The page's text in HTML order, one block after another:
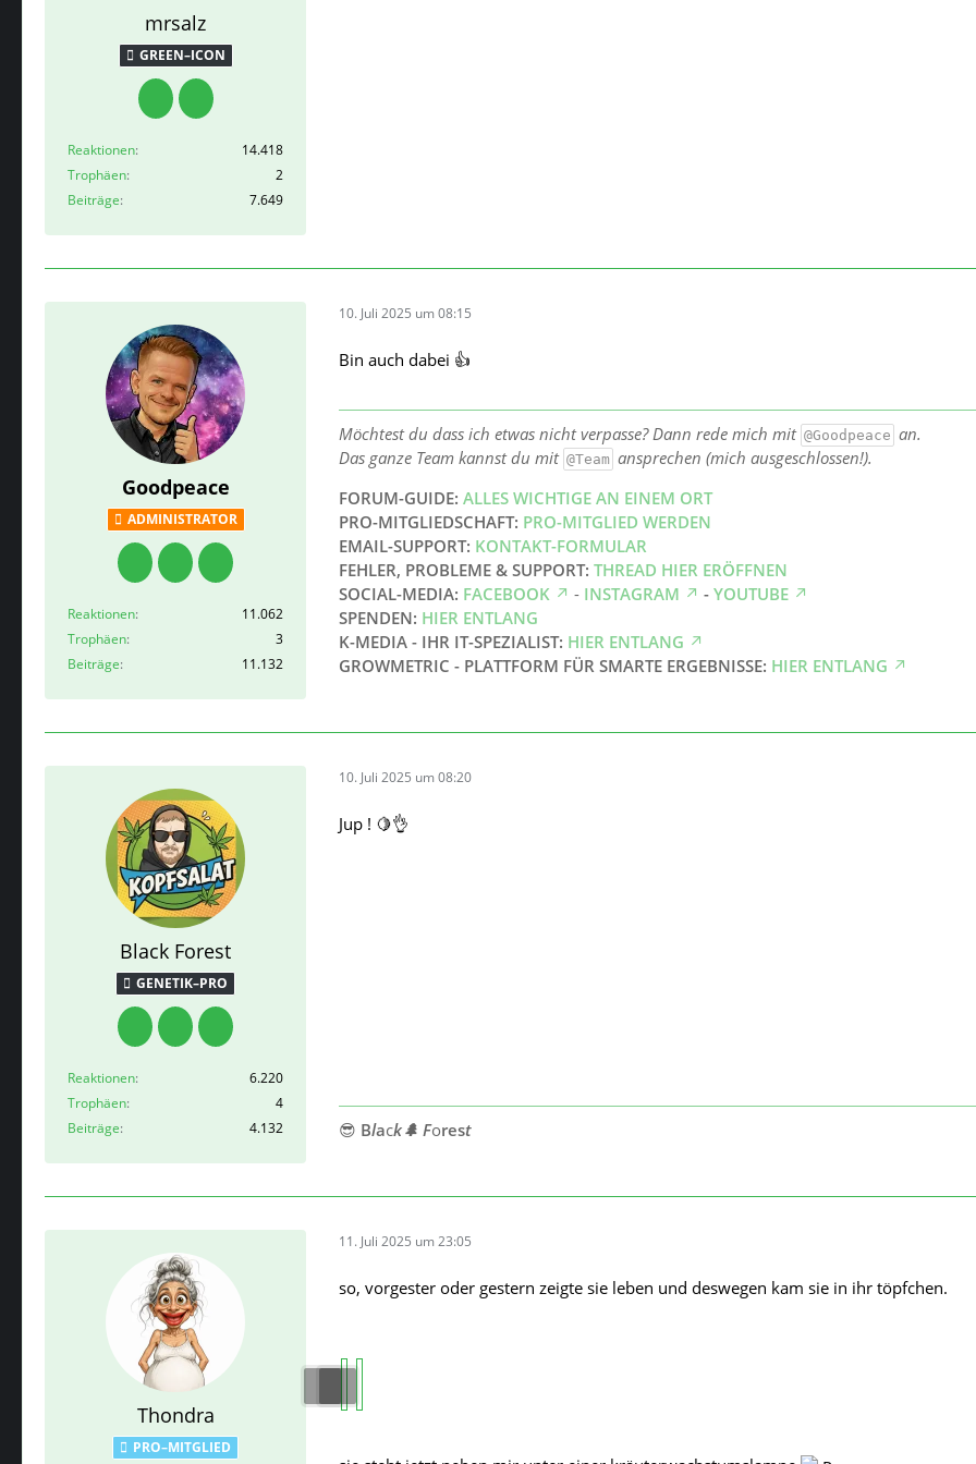
mrsalz
GREEN–ICON
Reaktionen
14.418
Trophäen
2
Beiträge
7.649
Goodpeace
ADMINISTRATOR
Reaktionen
11.062
Trophäen
3
Beiträge
11.132
10. Juli 2025 um 08:15
Bin auch dabei 👍
Möchtest du dass ich etwas nicht verpasse? Dann rede mich mit @Goodpeace an.
Das ganze Team kannst du mit @Team ansprechen (mich ausgeschlossen!).
FORUM-GUIDE: ALLES WICHTIGE AN EINEM ORT
PRO-MITGLIEDSCHAFT: PRO-MITGLIED WERDEN
EMAIL-SUPPORT: KONTAKT-FORMULAR
FEHLER, PROBLEME & SUPPORT: THREAD HIER ERÖFFNEN
SOCIAL-MEDIA: FACEBOOK - INSTAGRAM - YOUTUBE
SPENDEN: HIER ENTLANG
K-MEDIA - IHR IT-SPEZIALIST: HIER ENTLANG
GROWMETRIC - PLATTFORM FÜR SMARTE ERGEBNISSE: HIER ENTLANG
Black Forest
GENETIK–PRO
Reaktionen
6.220
Trophäen
4
Beiträge
4.132
10. Juli 2025 um 08:20
Jup ! 🍋👌
😎 Black🌲 Forest
Thondra
PRO–MITGLIED
11. Juli 2025 um 23:05
so, vorgester oder gestern zeigte sie leben und deswegen kam sie in ihr töpfchen.